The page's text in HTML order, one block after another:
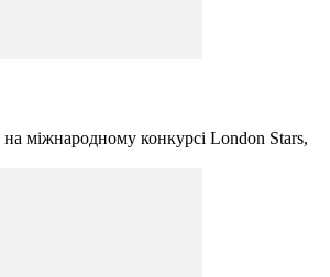
на міжнародному конкурсі London Stars,